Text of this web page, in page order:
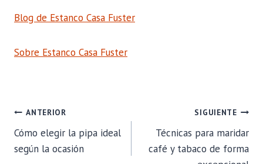
Blog de Estanco Casa Fuster
Sobre Estanco Casa Fuster
NAVEGACIÓN
DE
ANTERIOR
Cómo elegir la pipa ideal
según la ocasión
SIGUIENTE
Técnicas para maridar
café y tabaco de forma